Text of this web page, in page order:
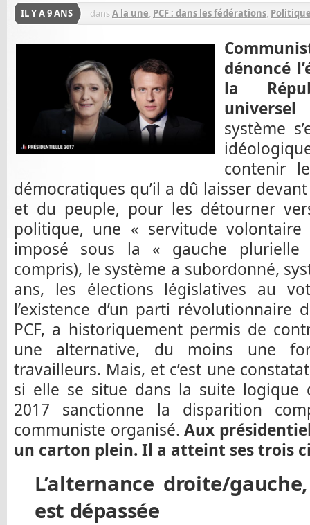
IL Y A 9 ANS dansA la une, PCF : dans les fédérations,
dénoncé
la
système
contenir
démocratiques qu’il a dû laisser
et du peuple, pour les détourner
politique, une « servitude
imposé sous la « gauche plurielle
compris), le système a subordonné,
ans, les élections législatives au
l’existence d’un parti révolutionnaire
PCF, a historiquement permis de
une alternative, du moins une
travailleurs. Mais, et c’est une
si elle se situe dans la suite logique
2017 sanctionne la disparition
communiste organisé.Aux
un carton plein. Il a atteint ses trois
L’alternance droite/
est dépassée